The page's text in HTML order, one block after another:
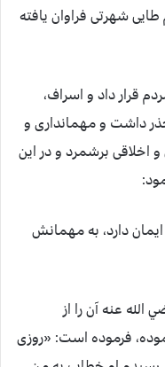
شهرتی فراوان یافته
قرار داد و اسراف،
داشت و مهمانداری و
و اخلاقی برشمرد و در این
دارد، به مهمانش
عنه آن را از
فرموده است: «روزی